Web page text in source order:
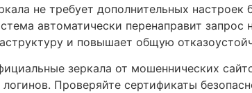
не требует дополнительных
автоматически перенаправит
и повышает общую
зеркала от мошеннических
Проверяйте сертификаты